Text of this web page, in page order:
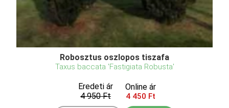
Robosztus oszlopos tiszafa
Taxus baccata 'Fastigiata Robusta'
Eredeti ár
4 950 Ft
Online ár
4 450 Ft